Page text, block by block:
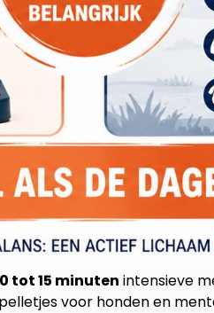
tot 15 minuten intensieve
voor honden en